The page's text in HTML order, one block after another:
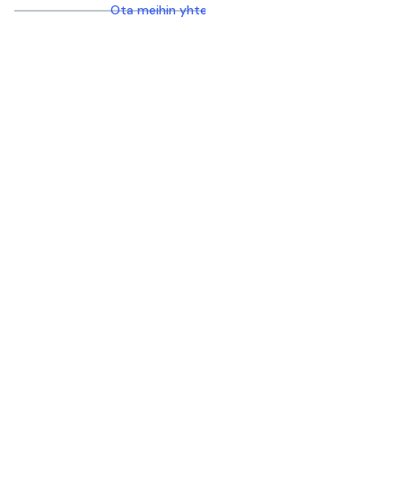
Ota meihin yhteyttä saadaksesi lisätietoja